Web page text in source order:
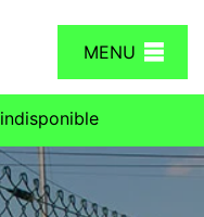
MENU
indisponible